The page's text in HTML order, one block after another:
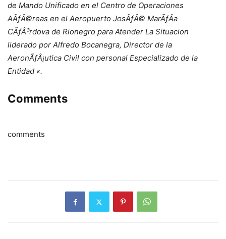
de Mando Unificado en el Centro de Operaciones
AÃƒÂ©reas en el Aeropuerto JosÃƒÂ© MarÃƒÂ­a
CÃƒÂ³rdova de Rionegro para Atender La Situacion
liderado por Alfredo Bocanegra, Director de la
AeronÃƒÂ¡utica Civil con personal Especializado de la
Entidad «.
Comments
comments